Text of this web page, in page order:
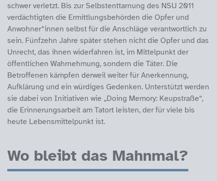
schwer verletzt. Bis zur Selbstenttarnung des NSU 2011
verdächtigten die Ermittlungsbehörden die Opfer und
Anwohner*innen selbst für die Anschläge verantwortlich zu
sein. Fünfzehn Jahre später stehen nicht die Opfer und das
Unrecht, das ihnen widerfahren ist, im Mittelpunkt der
öffentlichen Wahrnehmung, sondern die Täter. Die
Betroffenen kämpfen derweil weiter für Anerkennung,
Aufklärung und ein würdiges Gedenken. Unterstützt werden
sie dabei von Initiativen wie „Doing Memory: Keupstraße“,
die Erinnerungsarbeit am Tatort leisten, der für viele bis
heute Lebensmittelpunkt ist.
Wo bleibt das Mahnmal?